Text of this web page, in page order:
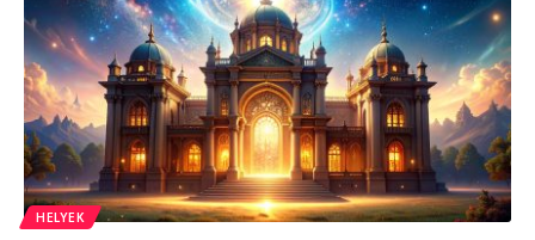
HELYEK